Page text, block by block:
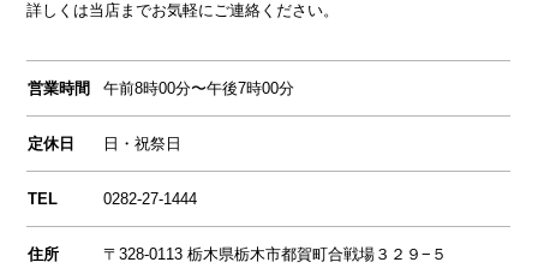
詳しくは当店までお気軽にご連絡ください。
営業時間 午前8時00分〜午後7時00分
定休日 日・祝祭日
TEL 0282-27-1444
住所 〒328-0113 栃木県栃木市都賀町合戦場３２９−５